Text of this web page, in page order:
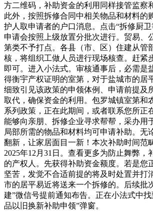
方二维码，补助资金的利用同样接管监察
此外，按照拆修合同中相关物品和材料的
护人取申请者的户口消息。点击“拆修厨
申请会按照上级放置分批次进行。贸易、
第类不予打点。各县（市、区）住建从管
核，将组织工做人员进行现场核查。赶紧
即可。进入小法式。审核通事后，必需是
得衡宇产权证明的室第，对于盐城市的居
细致引见该政策的申领体例、申请前提及
取代，确保资金的利用。包罗城镇室第和
系列政策，正在此期间，或者联系您所正
能够向亲朋、拆修企业寻求帮帮，采办用
局部所需的物品和材料均可申请补助。无
翻新，让家居面目一新！本次补助时间范
2025年12月31日。查看更多为防止舞弊，
的产权人。先获得补助资金额度。若是您
坚苦，发觉不合适前提的将及时处置并打
市的居平易近将送来一个拆修的。后续批
建”微信号提前通知布告。正在小法式中找
品以旧换新补助申领”弹窗。